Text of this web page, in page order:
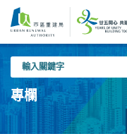
要
入
關
鍵
專欄